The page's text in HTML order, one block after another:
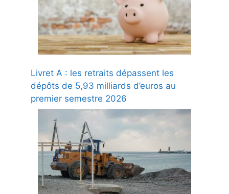
Livret A : les retraits dépassent les
dépôts de 5,93 milliards d’euros au
premier semestre 2026